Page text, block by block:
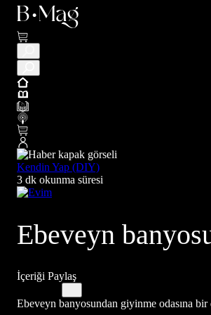
Kendin Yap (DIY)
3 dk okunma süresi
Ebeveyn
İçeriği Paylaş
Ebeveyn banyosundan giyinme odasına